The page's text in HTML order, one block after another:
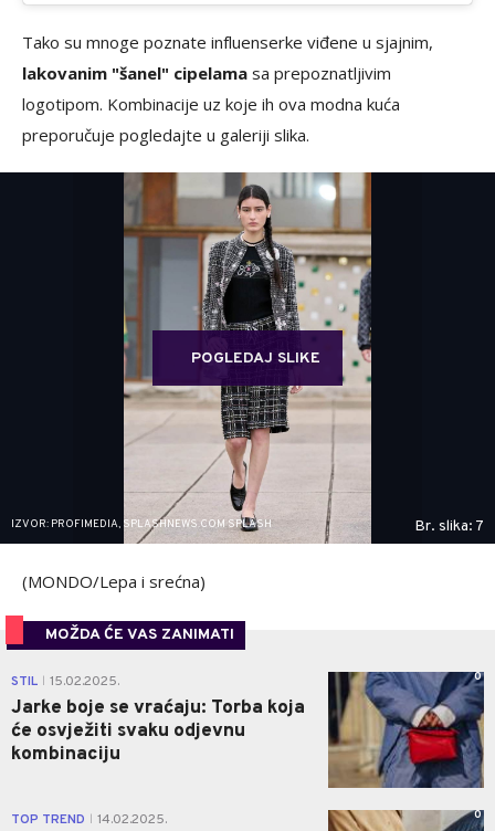
Tako su mnoge poznate influenserke viđene u sjajnim,
lakovanim "šanel" cipelama sa prepoznatljivim
logotipom. Kombinacije uz koje ih ova modna kuća
preporučuje pogledajte u galeriji slika.
POGLEDAJ SLIKE
IZVOR: PROFIMEDIA, SPLASHNEWS.COM SPLASH Br. slika: 7
(MONDO/Lepa i srećna)
MOŽDA ĆE VAS ZANIMATI
STIL 15.02.2025.
Jarke boje se vraćaju: Torba koja
će osvježiti svaku odjevnu
kombinaciju
0
TOP TREND 14.02.2025. 0